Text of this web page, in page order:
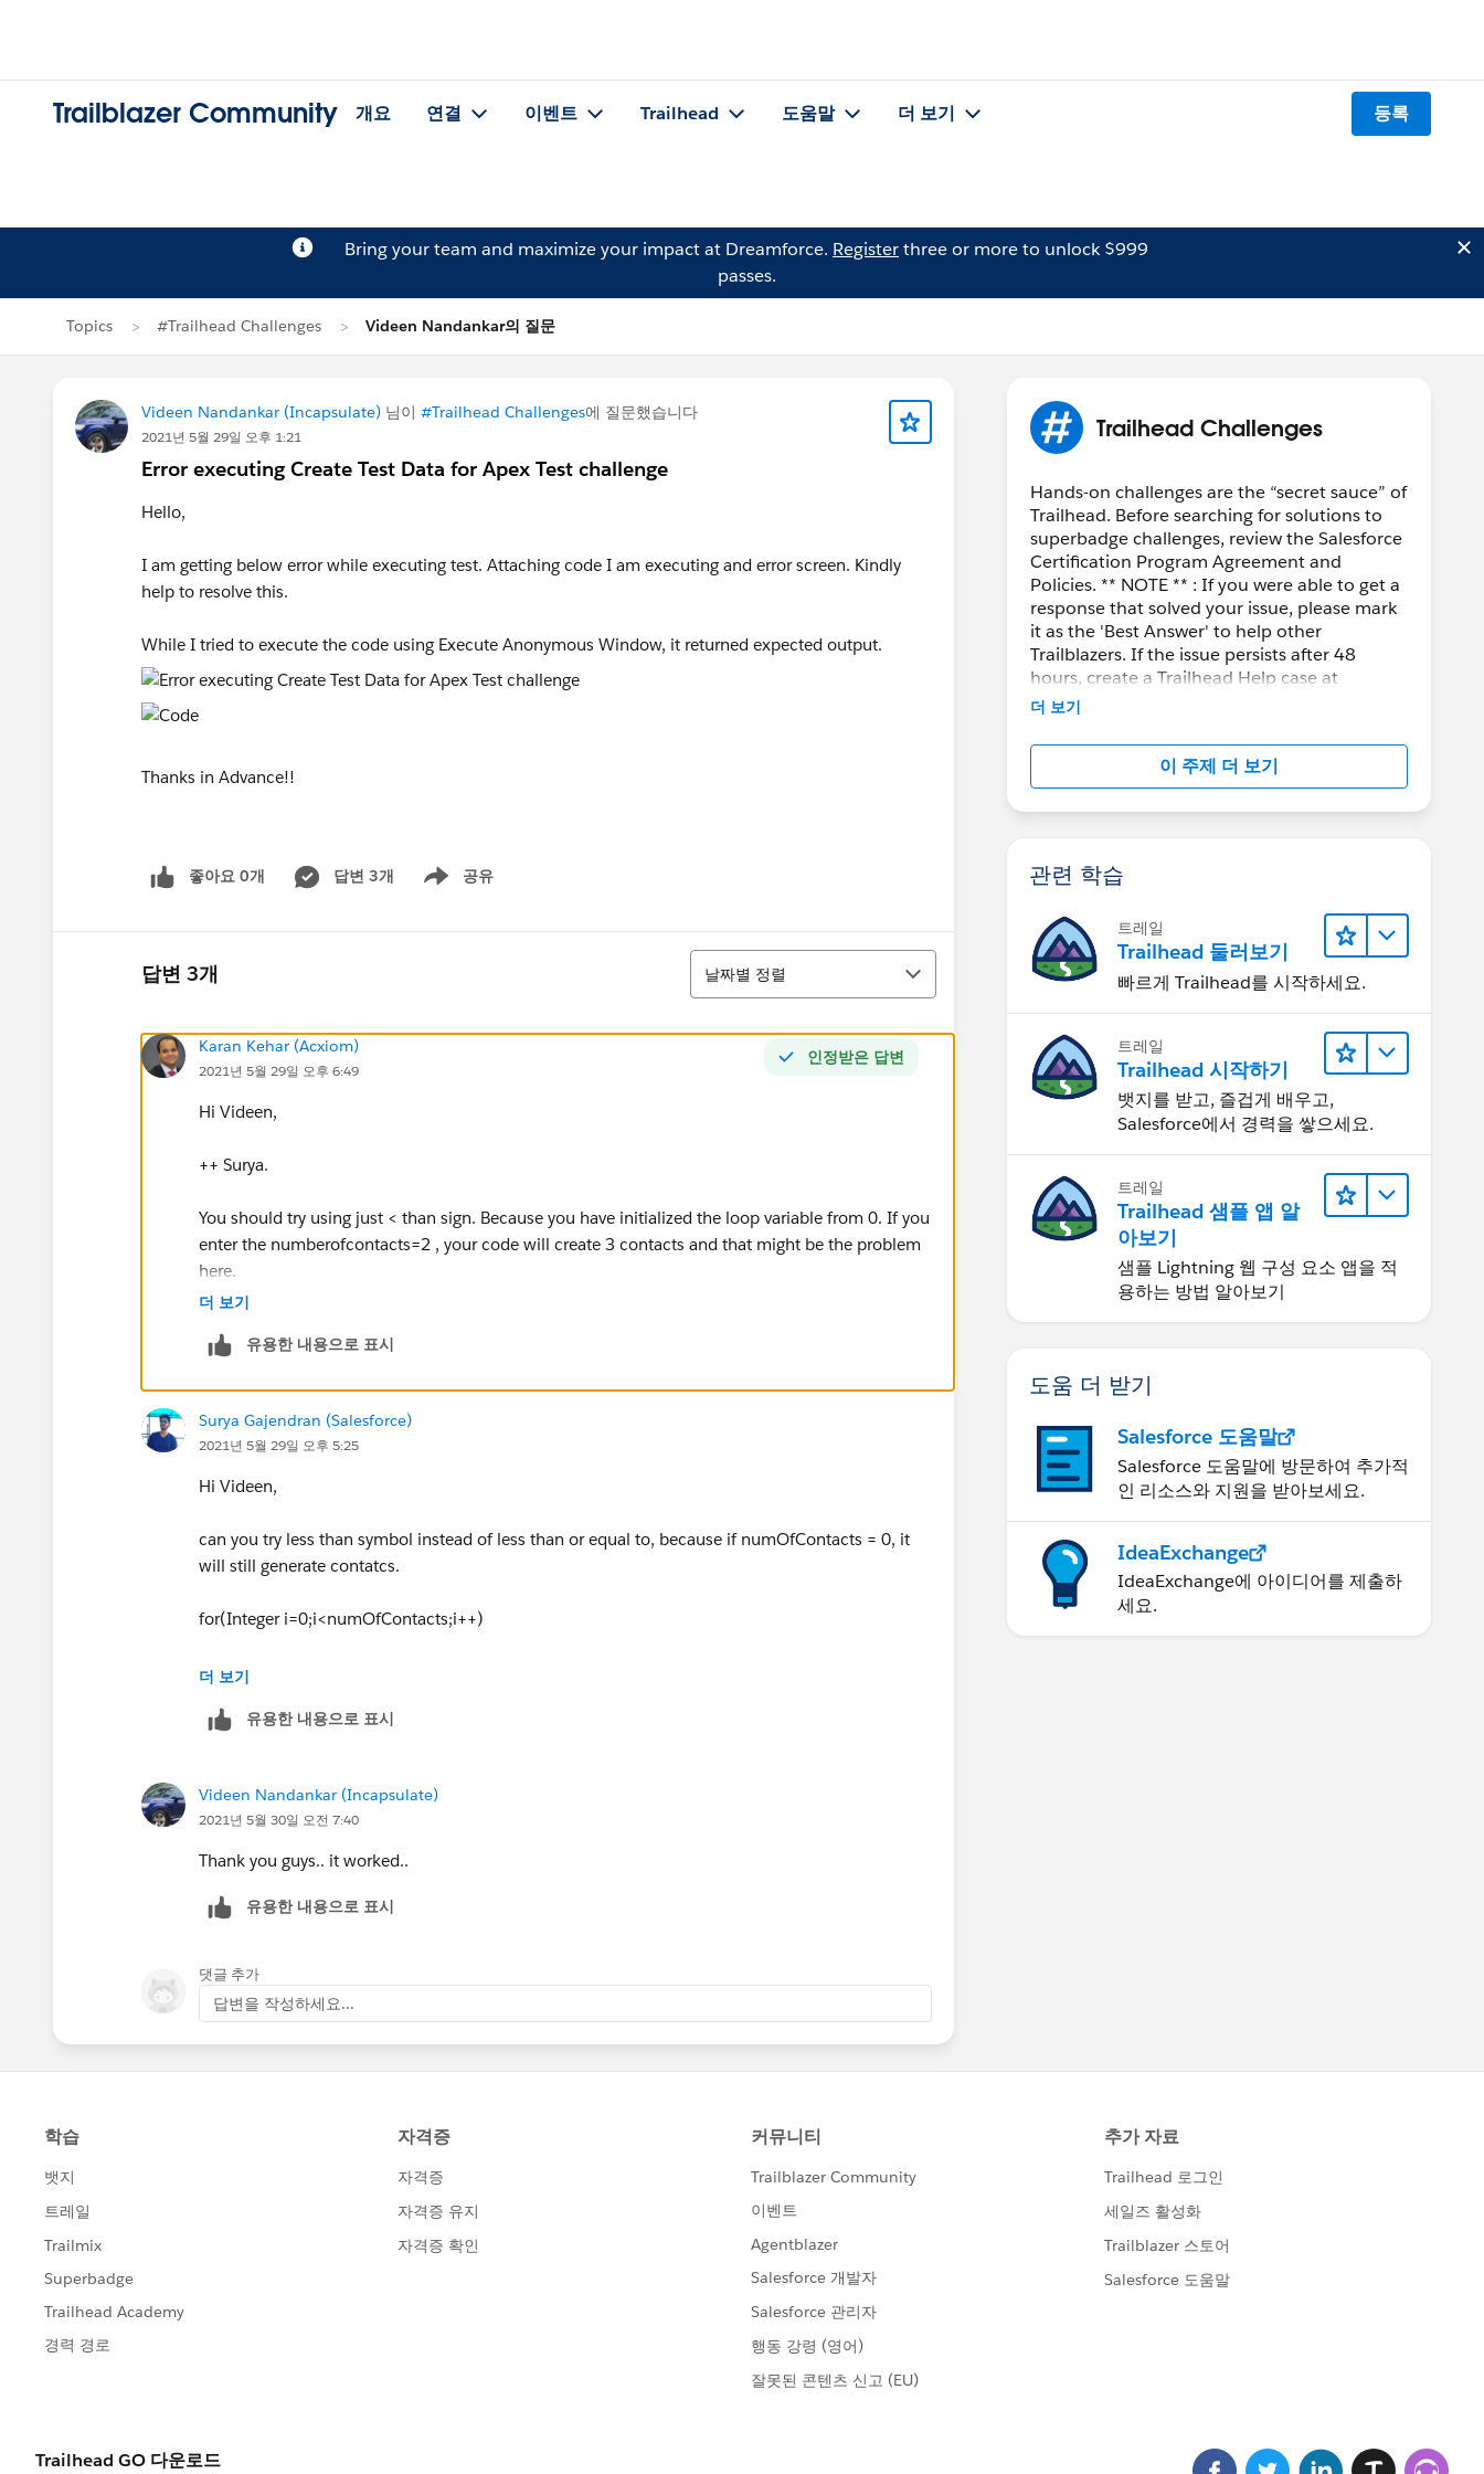
Trailblazer Community 개요 연결 이벤트 Trailhead 도움말 더 보기 등록
Bring your team and maximize your impact at Dreamforce. Registerthree or more to unlock $999
passes.
Topics #Trailhead Challenges Videen Nandankar의 질문
Videen Nandankar (Incapsulate) 님이 #Trailhead Challenges에 질문했습니다
2021년 5월 29일 오후 1:21
Error executing Create Test Data for Apex Test challenge
Hello,
I am getting below error while executing test. Attaching code I am executing and error screen. Kindly
help to resolve this.
While I tried to execute the code using Execute Anonymous Window, it returned expected output.
Thanks in Advance!!
좋아요 0개 답변 3개 공유
Show menu
답변 3개
정렬
날짜별 정렬
인정받은 답변
Karan Kehar (Acxiom)
2021년 5월 29일 오후 6:49
Hi Videen,
++ Surya.
You should try using just < than sign. Because you have initialized the loop variable from 0. If you
enter the numberofcontacts=2 , your code will create 3 contacts and that might be the problem
here.
더 보기
유용한 내용으로 표시
Surya Gajendran (Salesforce)
2021년 5월 29일 오후 5:25
Hi Videen,
can you try less than symbol instead of less than or equal to, because if numOfContacts = 0, it
will still generate contatcs.
for(Integer i=0;i<numOfContacts;i++)
Thanks
Surya G
더 보기
유용한 내용으로 표시
Videen Nandankar (Incapsulate)
2021년 5월 30일 오전 7:40
Thank you guys.. it worked..
유용한 내용으로 표시
댓글 추가
답변을 작성하세요...
Trailhead Challenges
Hands-on challenges are the “secret sauce” of
Trailhead. Before searching for solutions to
superbadge challenges, review the Salesforce
Certification Program Agreement and
Policies. ** NOTE ** : If you were able to get a
response that solved your issue, please mark
it as the 'Best Answer' to help other
Trailblazers. If the issue persists after 48
hours, create a Trailhead Help case at
https://help.salesforce.com/s/support
더 보기
이 주제 더 보기
관련 학습
트레일
Trailhead 둘러보기
빠르게 Trailhead를 시작하세요.
트레일
Trailhead 시작하기
뱃지를 받고, 즐겁게 배우고,
Salesforce에서 경력을 쌓으세요.
트레일
Trailhead 샘플 앱 알
아보기
샘플 Lightning 웹 구성 요소 앱을 적
용하는 방법 알아보기
도움 더 받기
Salesforce 도움말
Salesforce 도움말에 방문하여 추가적
인 리소스와 지원을 받아보세요.
IdeaExchange
IdeaExchange에 아이디어를 제출하
세요.